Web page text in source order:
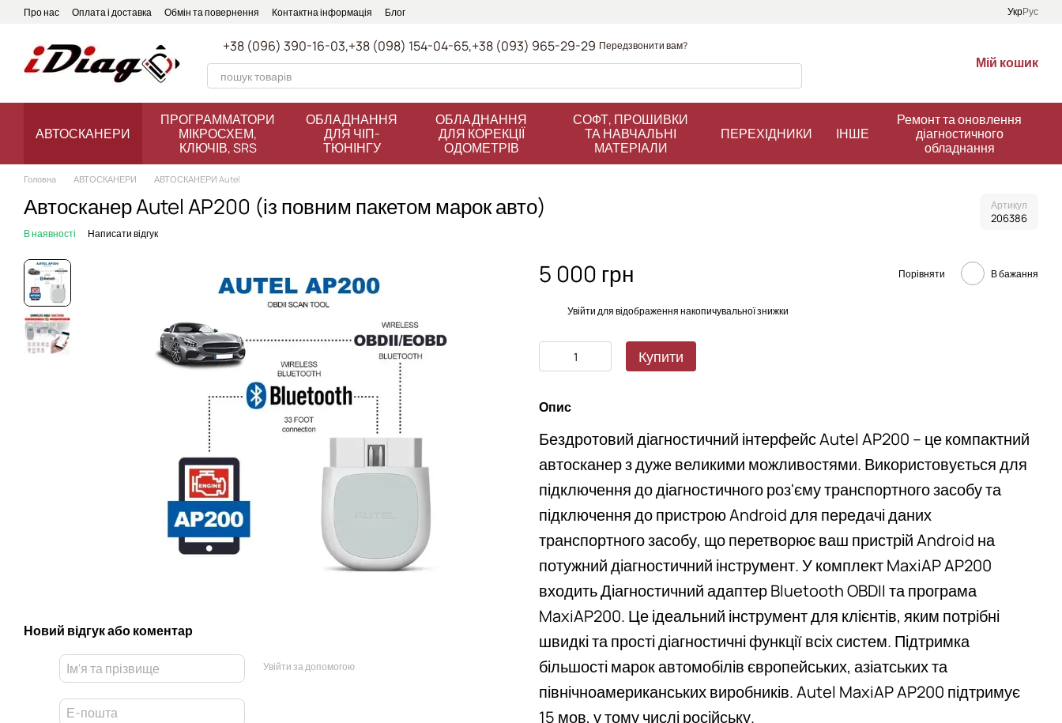
Перейти до основного контенту
Про нас Оплата і доставка Обмін та повернення Контактна інформація Блог УкрРус
+38 (096) 390-16-03,+38 (098) 154-04-65,+38 (093) 965-29-29 Передзвонити вам?
Мій кошик
АВТОСКАНЕРИ
ПРОГРАММАТОРИ
МІКРОСХЕМ,
КЛЮЧІВ, SRS
ОБЛАДНАННЯ
ДЛЯ ЧІП-
ТЮНІНГУ
ОБЛАДНАННЯ
ДЛЯ КОРЕКЦІЇ
ОДОМЕТРІВ
СОФТ, ПРОШИВКИ
ТА НАВЧАЛЬНІ
МАТЕРІАЛИ
ПЕРЕХІДНИКИ ІНШЕ
Ремонт та оновлення
діагностичного
обладнання
Головна АВТОСКАНЕРИ АВТОСКАНЕРИ Autel
Автосканер Autel AP200 (із повним пакетом марок авто) Артикул
206386
В наявності Написати відгук
Новий відгук або коментар
Увійти за допомогою
5 000 грн Порівняти В бажання
Увійтидля відображення накопичувальної знижки
Купити
Опис
Бездротовий діагностичний інтерфейс Autel AP200 – це компактний
автосканер з дуже великими можливостями. Використовується для
підключення до діагностичного роз'єму транспортного засобу та
підключення до пристрою Android для передачі даних
транспортного засобу, що перетворює ваш пристрій Android на
потужний діагностичний інструмент. У комплект MaxiAP AP200
входить Діагностичний адаптер Bluetooth OBDII та програма
MaxiAP200. Це ідеальний інструмент для клієнтів, яким потрібні
швидкі та прості діагностичні функції всіх систем. Підтримка
більшості марок автомобілів європейських, азіатських та
північноамериканських виробників. Autel MaxiAP AP200 підтримує
15 мов, у тому числі російську.